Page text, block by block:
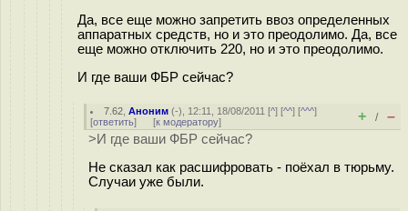
Да, все еще можно запретить ввоз определенных
аппаратных средств, но и это преодолимо. Да, все
еще можно отключить 220, но и это преодолимо.
И где ваши ФБР сейчас?
7.62 ,Аноним (-), 12:11, 18/08/2011 [^] [^^] [^^^]
[ответить] [к модератору] + / –
>И где ваши ФБР сейчас?
Не сказал как расшифровать - поёхал в тюрьму.
Случаи уже были.